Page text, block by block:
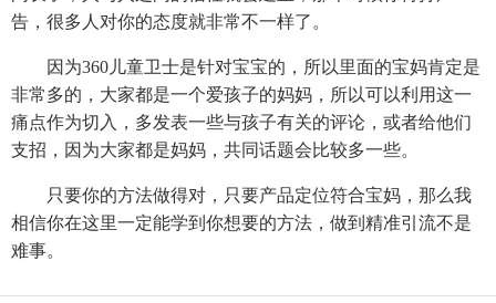
告，很多人对你的态度就非常不一样了。
因为360儿童卫士是针对宝宝的，所以里面的宝妈肯定是
非常多的，大家都是一个爱孩子的妈妈，所以可以利用这一
痛点作为切入，多发表一些与孩子有关的评论，或者给他们
支招，因为大家都是妈妈，共同话题会比较多一些。
只要你的方法做得对，只要产品定位符合宝妈，那么我
相信你在这里一定能学到你想要的方法，做到精准引流不是
难事。